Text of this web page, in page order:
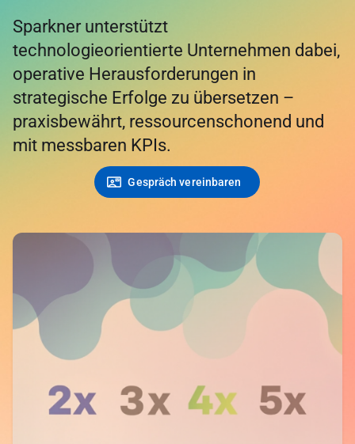
Sparkner unterstützt
technologieorientierte Unternehmen dabei,
operative Herausforderungen in
strategische Erfolge zu übersetzen –
praxisbewährt, ressourcenschonend und
mit messbaren KPIs.
contact_mail Gespräch vereinbaren